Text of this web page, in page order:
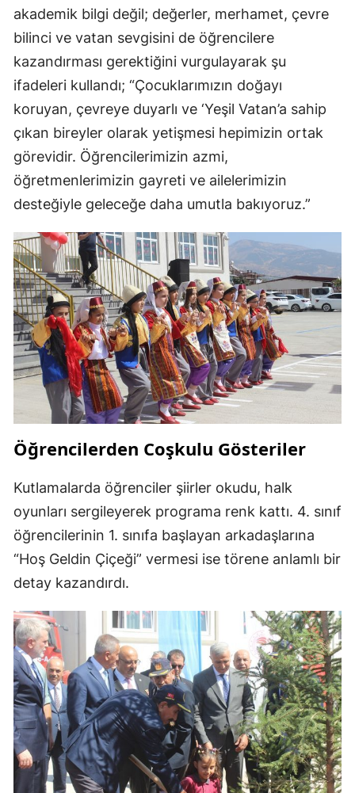
akademik bilgi değil; değerler, merhamet, çevre
bilinci ve vatan sevgisini de öğrencilere
kazandırması gerektiğini vurgulayarak şu
ifadeleri kullandı; “Çocuklarımızın doğayı
koruyan, çevreye duyarlı ve ‘Yeşil Vatan’a sahip
çıkan bireyler olarak yetişmesi hepimizin ortak
görevidir. Öğrencilerimizin azmi,
öğretmenlerimizin gayreti ve ailelerimizin
desteğiyle geleceğe daha umutla bakıyoruz.”
Öğrencilerden Coşkulu Gösteriler
Kutlamalarda öğrenciler şiirler okudu, halk
oyunları sergileyerek programa renk kattı. 4. sınıf
öğrencilerinin 1. sınıfa başlayan arkadaşlarına
“Hoş Geldin Çiçeği” vermesi ise törene anlamlı bir
detay kazandırdı.